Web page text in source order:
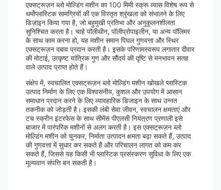
एक्सट्रूज़न ब्लो मोल्डिंग मशीन का 100 मिमी स्क्रू व्यास विशेष रूप से
थर्मोप्लास्टिक सामग्रियों की एक विस्तृत श्रृंखला को संभालने के लिए
डिज़ाइन किया गया है, जो बहुमुखी प्रतिभा और अनुकूलनशीलता
सुनिश्चित करता है। चाहे पॉलीथीन, पॉलीप्रोपाइलीन, या अन्य पॉलिमर
के साथ काम करना हो, यह मशीन समान पिघल गुणवत्ता और स्थिर
एक्सट्रूज़न दबाव प्रदान करती है। इसके परिणामस्वरूप लगातार दीवार
की मोटाई, उत्कृष्ट यांत्रिक गुण और सौंदर्य की दृष्टि से मनभावन सतह
वाले उत्पाद प्राप्त होते हैं।
संक्षेप में, स्वचालित एक्सट्रूज़न ब्लो मोल्डिंग मशीन खोखले प्लास्टिक
उत्पाद निर्माण के लिए एक विश्वसनीय, कुशल और उपयोग में आसान
समाधान प्रदान करने के लिए व्यावहारिक डिजाइन के साथ उन्नत
तकनीक को जोड़ती है। इसकी लंबी सेवा जीवन, स्वचालन क्षमताएं और
टच स्क्रीन इंटरफेस के साथ सीमेंस पीएलसी नियंत्रण प्रणाली इसे
बाजार में पारंपरिक मशीनों से अलग करती है। इस एक्सट्रूज़न ब्लो
मोल्डिंग मशीन को चुनकर, निर्माता उत्पादन क्षमता बढ़ा सकते हैं, उत्पाद
की गुणवत्ता में सुधार कर सकते हैं और परिचालन लागत को कम कर
सकते हैं, जिससे यह किसी भी प्लास्टिक प्रसंस्करण सुविधा के लिए एक
मूल्यवान संपत्ति बन सकती है।